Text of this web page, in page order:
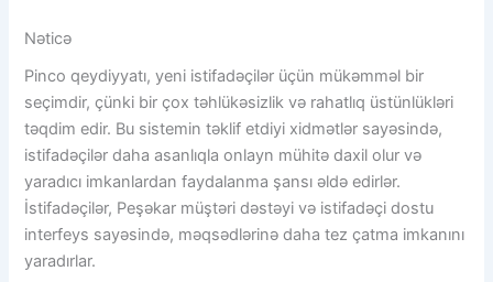
Nəticə
Pinco qeydiyyatı, yeni istifadəçilər üçün mükəmməl bir
seçimdir, çünki bir çox təhlükəsizlik və rahatlıq üstünlükləri
təqdim edir. Bu sistemin təklif etdiyi xidmətlər sayəsində,
istifadəçilər daha asanlıqla onlayn mühitə daxil olur və
yaradıcı imkanlardan faydalanma şansı əldə edirlər.
İstifadəçilər, Peşəkar müştəri dəstəyi və istifadəçi dostu
interfeys sayəsində, məqsədlərinə daha tez çatma imkanını
yaradırlar.